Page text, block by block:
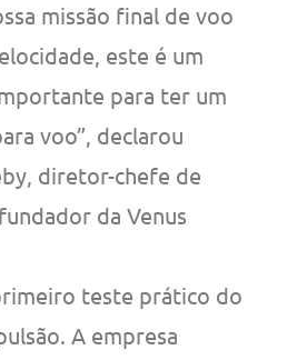
missão final de voo
este é um
para ter um
voo”, declarou
diretor-chefe de
da Venus
teste prático do
A empresa